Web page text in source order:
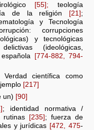
[55]; teología
de la religión [21];
y Tecnología
corrupciones
y tecnológicas
(ideológicas,
[774-882, 794-
científica como
[217]
un) [90]
; identidad normativa /
[235] ; fuerza de
y jurídicas [472, 475-